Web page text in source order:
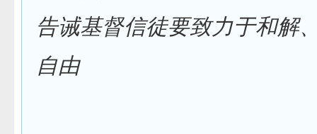
告诫基督信徒要致力于和解
自由